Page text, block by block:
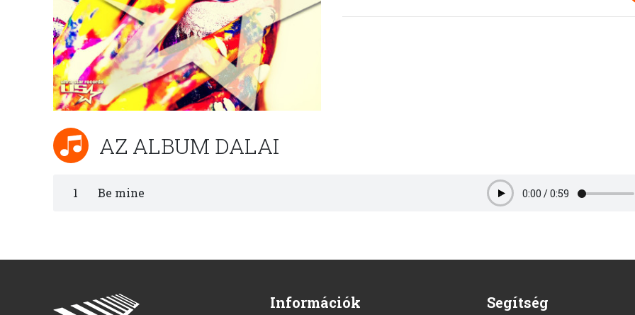
AZ ALBUM DALAI
1 Be mine Play0:00 /0:59
Információk Segítség